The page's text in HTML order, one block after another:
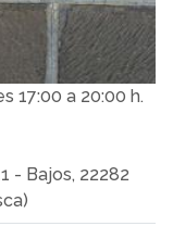
17:00 a 20:00 h.
- Bajos, 22282